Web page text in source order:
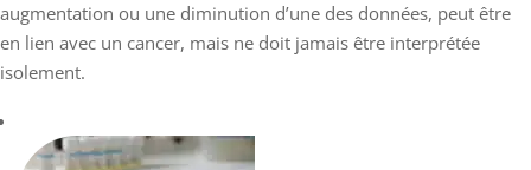
augmentation ou une diminution d’une des données, peut être
en lien avec un cancer, mais ne doit jamais être interprétée
isolement.